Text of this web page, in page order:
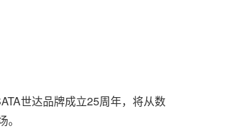
世达品牌成立25周年，将从数